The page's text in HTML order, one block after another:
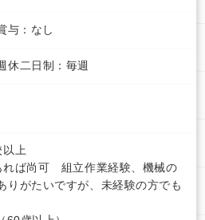
：なし
二日制：毎週
上
れば尚可 組立作業経験、機械の
りがたいですが、未経験の方でも